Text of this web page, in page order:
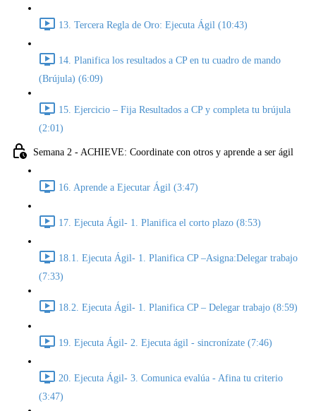
13. Tercera Regla de Oro: Ejecuta Ágil (10:43)
14. Planifica los resultados a CP en tu cuadro de mando
(Brújula) (6:09)
15. Ejercicio – Fija Resultados a CP y completa tu brújula
(2:01)
Semana 2 - ACHIEVE: Coordinate con otros y aprende a ser ágil
16. Aprende a Ejecutar Ágil (3:47)
17. Ejecuta Ágil- 1. Planifica el corto plazo (8:53)
18.1. Ejecuta Ágil- 1. Planifica CP –Asigna:Delegar trabajo
(7:33)
18.2. Ejecuta Ágil- 1. Planifica CP – Delegar trabajo (8:59)
19. Ejecuta Ágil- 2. Ejecuta ágil - sincronízate (7:46)
20. Ejecuta Ágil- 3. Comunica evalúa - Afina tu criterio
(3:47)